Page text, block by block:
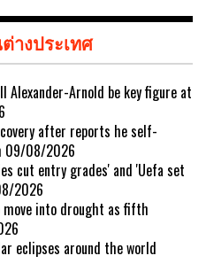
างประเทศ
Alexander-Arnold be key figure at
after reports he self-
09/08/2026
cut entry grades' and 'Uefa set
2026
into drought as fifth
eclipses around the world